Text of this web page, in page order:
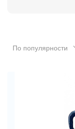
По популярности